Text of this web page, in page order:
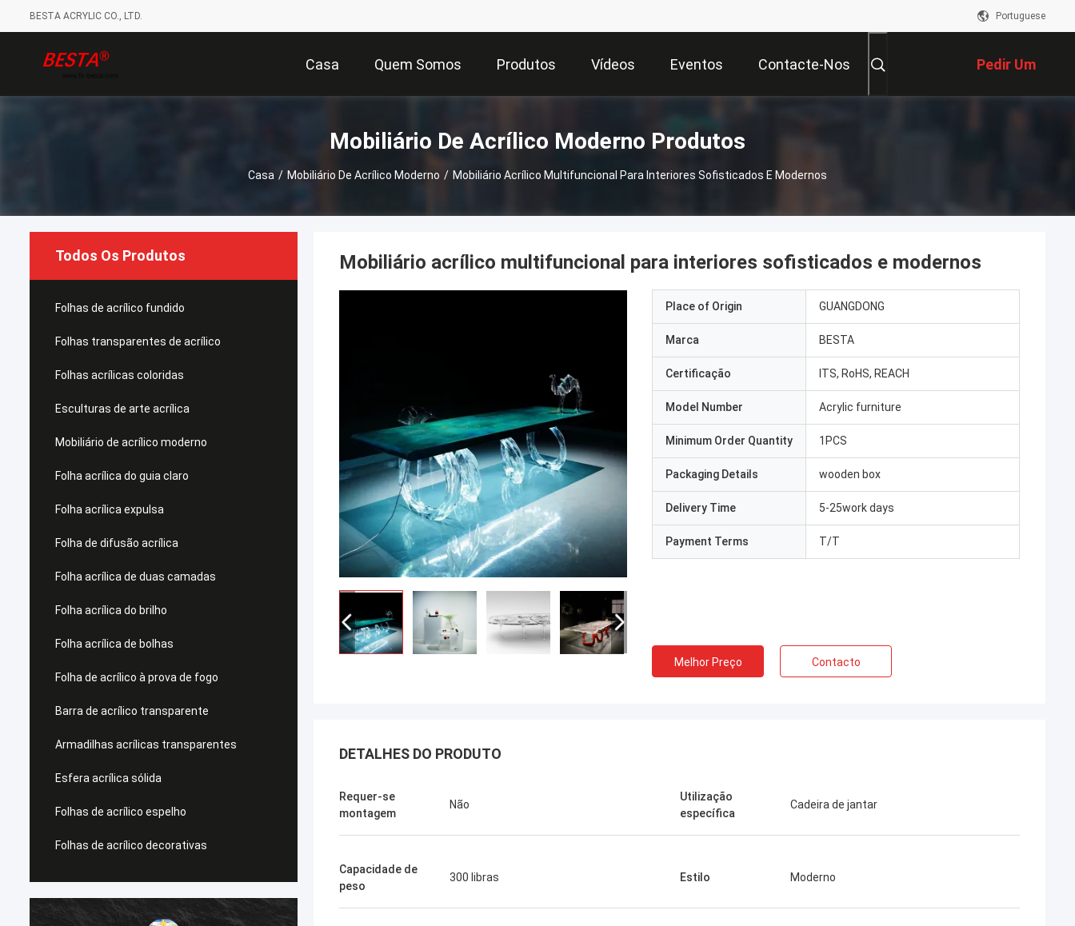
BESTA ACRYLIC CO., LTD. Portuguese
Casa Quem Somos Produtos Vídeos Eventos Contacte-Nos Pedir Um
Orçamento
Mobiliário De Acrílico Moderno Produtos
Casa / Mobiliário De Acrílico Moderno / Mobiliário Acrílico Multifuncional Para Interiores Sofisticados E Modernos
Todos Os Produtos
Folhas de acrílico fundido
Folhas transparentes de acrílico
Folhas acrílicas coloridas
Esculturas de arte acrílica
Mobiliário de acrílico moderno
Folha acrílica do guia claro
Folha acrílica expulsa
Folha de difusão acrílica
Folha acrílica de duas camadas
Folha acrílica do brilho
Folha acrílica de bolhas
Folha de acrílico à prova de fogo
Barra de acrílico transparente
Armadilhas acrílicas transparentes
Esfera acrílica sólida
Folhas de acrílico espelho
Folhas de acrílico decorativas
Mobiliário acrílico multifuncional para interiores sofisticados e modernos
Place of Origin GUANGDONG
Marca BESTA
Certificação ITS, RoHS, REACH
Model Number Acrylic furniture
Minimum Order Quantity 1PCS
Packaging Details wooden box
Delivery Time 5-25work days
Payment Terms T/T
Melhor Preço Contacto
DETALHES DO PRODUTO
Requer-se
montagem
Não
Utilização
específica
Cadeira de jantar
Capacidade de
peso
300 libras Estilo Moderno